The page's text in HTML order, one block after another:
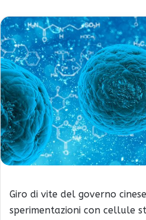
Giro di vite del governo
sperimentazioni con cellule